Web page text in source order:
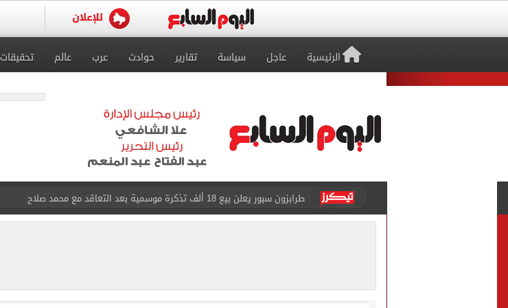
الرئيسية عاجل سياسة تقارير حوادث عرب عالم تحقيقات
الزمالك يعلن التشكيل الكامل للجهاز الفني لفريق الكرة بقيادة معتمد جمال
تقارير: الأهلى يضع اللمسات الأخيرة على صفقة جوردان مينديز
كاف يمنح مصر حق استضافة أمم أفريقيا تحت 23 عاماً 2027